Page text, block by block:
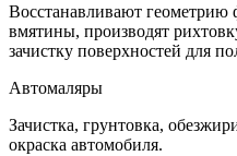
Восстанавливают
вмятины, производят
зачистку поверхностей для
Автомаляры
Зачистка, грунтовка,
окраска автомобиля.